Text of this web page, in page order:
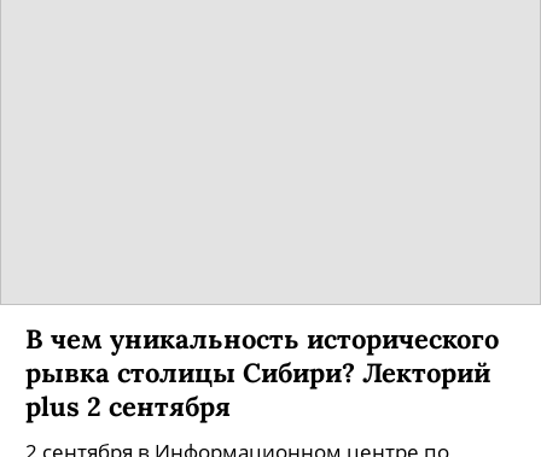
В чем уникальность исторического
рывка столицы Сибири? Лекторий
plus 2 сентября